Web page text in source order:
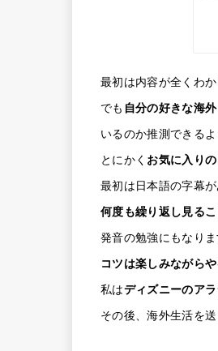
最初は内容が全くわ
でも 自分の好きな海
いるのか推測できる
とにかく お気に入り
最初は日本語の字幕
何度も繰り返し見るこ
発音の勉強にもなりま
コツは楽しみながら
私はディズニーのア
その後、海外生活を